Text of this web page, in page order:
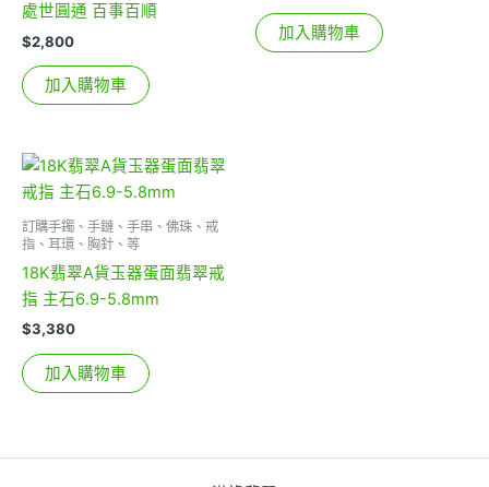
處世圓通 百事百順
$2,800
加入購物車
加入購物車
訂購手鐲、手鏈、手串、佛珠、戒
指、耳環、胸針、等
18K翡翠A貨玉器蛋面翡翠戒
指 主石6.9-5.8mm
$3,380
加入購物車